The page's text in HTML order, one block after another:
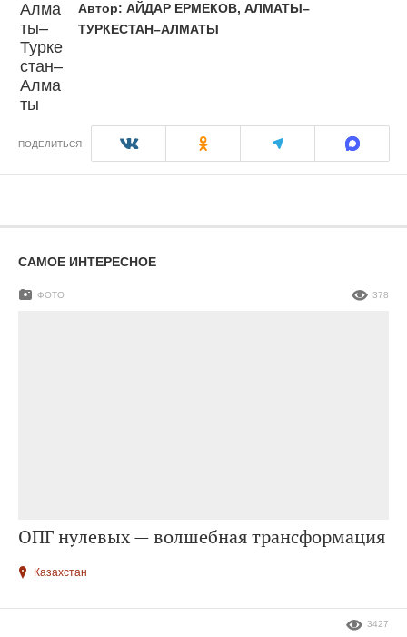
Автор: АЙДАР ЕРМЕКОВ, АЛМАТЫ–
ТУРКЕСТАН–АЛМАТЫ
ПОДЕЛИТЬСЯ
САМОЕ ИНТЕРЕСНОЕ
ОПГ нулевых — волшебная трансформация
ФОТО 378
Казахстан
3427